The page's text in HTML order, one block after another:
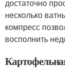
достаточно
несколько
компресс
восполнить